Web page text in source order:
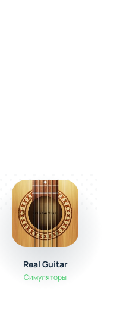
Real Guitar
Симуляторы